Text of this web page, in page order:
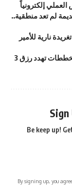
إلكترونياً
لم تعد منطقية..
نارية للأمير
تجار رغدان يناشدون رئيس الوزراء لوقف مخططات تهدد رزق 3
Be keep up!
By signing up, you